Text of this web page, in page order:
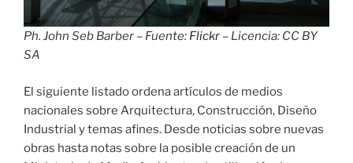
Ph. John Seb Barber – Fuente: Flickr – Licencia: CC BY
SA
El siguiente listado ordena artículos de medios
nacionales sobre Arquitectura, Construcción, Diseño
Industrial y temas afines. Desde noticias sobre nuevas
obras hasta notas sobre la posible creación de un